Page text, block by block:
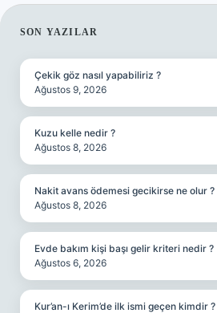
SIDEBAR
SON YAZILAR
Çekik göz nasıl yapabiliriz ?
Ağustos 9, 2026
Kuzu kelle nedir ?
Ağustos 8, 2026
Nakit avans ödemesi gecikirse ne olur ?
Ağustos 8, 2026
Evde bakım kişi başı gelir kriteri nedir ?
Ağustos 6, 2026
Kur’an-ı Kerim’de ilk ismi geçen kimdir ?